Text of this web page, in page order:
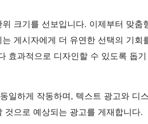
크기를 선보입니다. 이제부터 맞춤
게시자에게 더 유연한 선택의 기회
효과적으로 디자인할 수 있도록 돕
일하게 작동하며, 텍스트 광고와 디
으로 예상되는 광고를 게재합니다.